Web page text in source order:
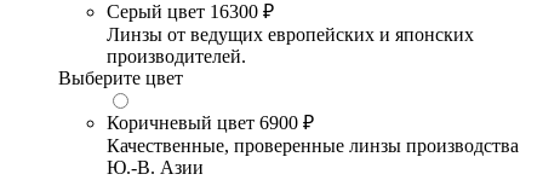
Серый цвет 16300 ₽
Линзы от ведущих европейских и японских
производителей.
Выберите цвет
Коричневый цвет 6900 ₽
Качественные, проверенные линзы производства
Ю.-В. Азии